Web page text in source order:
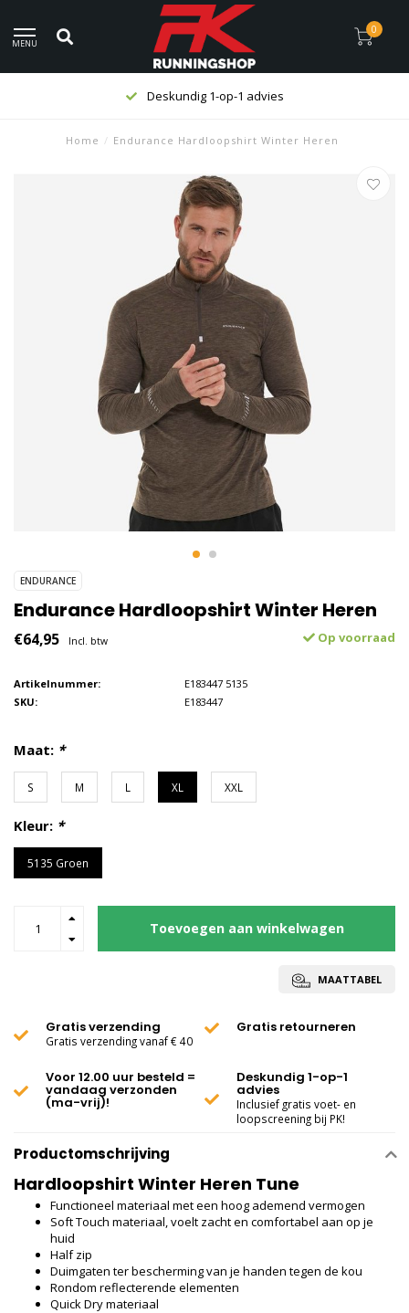
MENU
0
Deskundig 1-op-1 advies
Home / Endurance Hardloopshirt Winter Heren
ENDURANCE
Endurance Hardloopshirt Winter Heren
€64,95 Incl. btw Op voorraad
Artikelnummer:
E183447 5135
SKU:
E183447
Maat: *
S M L XL XXL
Kleur: *
5135 Groen
Toevoegen aan winkelwagen
MAATTABEL
Gratis verzending
Gratis verzending vanaf € 40
Gratis retourneren
Voor 12.00 uur besteld =
vandaag verzonden
(ma-vrij)!
Deskundig 1-op-1
advies
Inclusief gratis voet- en
loopscreening bij PK!
Productomschrijving
Hardloopshirt Winter Heren Tune
Functioneel materiaal met een hoog ademend vermogen
Soft Touch materiaal, voelt zacht en comfortabel aan op je
huid
Half zip
Duimgaten ter bescherming van je handen tegen de kou
Rondom reflecterende elementen
Quick Dry materiaal